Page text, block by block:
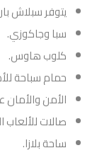
يتوفر سبلاش
سبا وجاكوزي.
كلوب هاوس.
حمام سباحة
الأمن والأمان على
صالات للألعاب
ساحة بلازا.